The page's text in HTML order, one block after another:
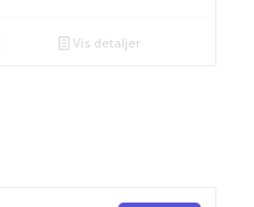
Vis detaljer